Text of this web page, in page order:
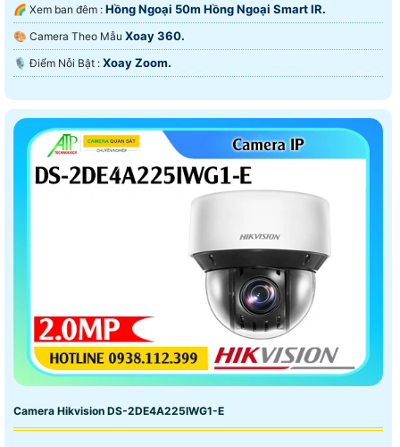
🌈 Xem ban đêm : Hồng Ngoại 50m Hồng Ngoại Smart IR.
🎨 Camera Theo Mẫu Xoay 360.
️🎙 Điểm Nỗi Bật : Xoay Zoom.
Camera Hikvision DS-2DE4A225IWG1-E